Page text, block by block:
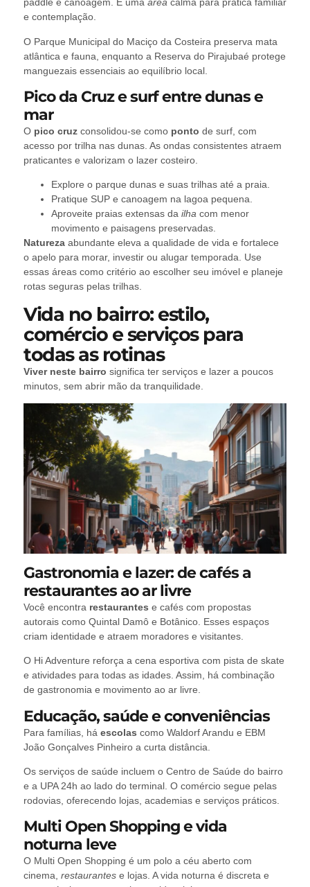
paddle e canoagem. É uma área calma para prática familiar
e contemplação.
O Parque Municipal do Maciço da Costeira preserva mata
atlântica e fauna, enquanto a Reserva do Pirajubaé protege
manguezais essenciais ao equilíbrio local.
Pico da Cruz e surf entre dunas e
mar
O pico cruz consolidou-se como ponto de surf, com
acesso por trilha nas dunas. As ondas consistentes atraem
praticantes e valorizam o lazer costeiro.
Explore o parque dunas e suas trilhas até a praia.
Pratique SUP e canoagem na lagoa pequena.
Aproveite praias extensas da ilha com menor
movimento e paisagens preservadas.
Natureza abundante eleva a qualidade de vida e fortalece
o apelo para morar, investir ou alugar temporada. Use
essas áreas como critério ao escolher seu imóvel e planeje
rotas seguras pelas trilhas.
Vida no bairro: estilo,
comércio e serviços para
todas as rotinas
Viver neste bairro significa ter serviços e lazer a poucos
minutos, sem abrir mão da tranquilidade.
Gastronomia e lazer: de cafés a
restaurantes ao ar livre
Você encontra restaurantes e cafés com propostas
autorais como Quintal Damô e Botânico. Esses espaços
criam identidade e atraem moradores e visitantes.
O Hi Adventure reforça a cena esportiva com pista de skate
e atividades para todas as idades. Assim, há combinação
de gastronomia e movimento ao ar livre.
Educação, saúde e conveniências
Para famílias, há escolas como Waldorf Arandu e EBM
João Gonçalves Pinheiro a curta distância.
Os serviços de saúde incluem o Centro de Saúde do bairro
e a UPA 24h ao lado do terminal. O comércio segue pelas
rodovias, oferecendo lojas, academias e serviços práticos.
Multi Open Shopping e vida
noturna leve
O Multi Open Shopping é um polo a céu aberto com
cinema, restaurantes e lojas. A vida noturna é discreta e